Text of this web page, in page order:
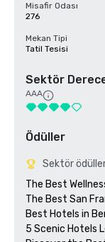
Misafir Odası
276
Mekan Tipi
Tatil Tesisi
Sektör
AAA
Ödüller
Sektör
The Best
The Best San
Best Hotels in
5 Scenic Hotels